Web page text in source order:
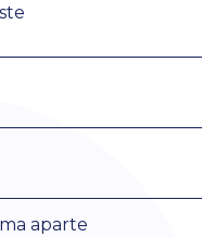
aparte